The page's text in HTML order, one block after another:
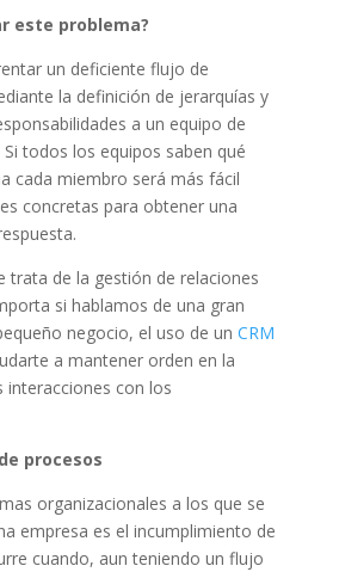
este problema?
un deficiente flujo de
la definición de jerarquías y
a un equipo de
todos los equipos saben qué
cada miembro será más fácil
concretas para obtener una
trata de la gestión de relaciones
si hablamos de una gran
negocio, el uso de un CRM
a mantener orden en la
con los
procesos
organizacionales a los que se
empresa es el incumplimiento de
cuando, aun teniendo un flujo